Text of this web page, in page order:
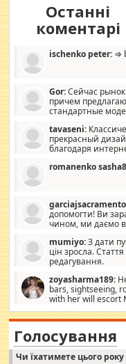
Останні
коментарі
ischenko peter: ⇒
Gor:Сейчас
причем
стандартные
стандартные формы, в
со вкусом все в
мебель, а это не
tavaseni:
прекрасный
благодаря
romanenko
допомогти! Ви
чином, ми даємо
допомагати людям, які
заслуговує на другий
повинні приймати від
витрат, а тільки
коментуйте цей пост.
зв'яжемося з вами з
сьогодні на
гроші? Ми можемо
mumiyo:З дати
цін зросла.
редагування.
zoyasharma189:
bars, sightseeing,
with her will escort
sexy escort companion in
hotel had to spend the
woman "Love Solitaire"
Independent escort in
WhatsApp via an easily
Голосування
Чи їхатимете цього